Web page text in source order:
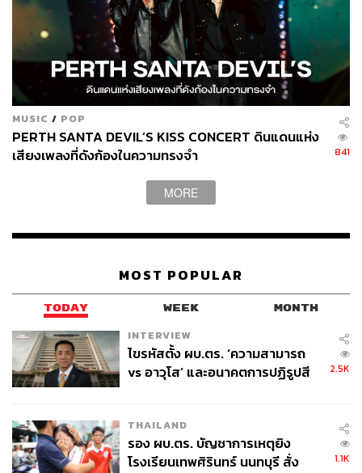
MUSIC / POP
PERTH SANTA DEVIL’S KISS CONCERT ดินแดนแห่ง
เสียงเพลงที่ดังก้องในความทรงจำ
841
MORE
MOST POPULAR
TODAY WEEK MONTH
INTERVIEW
ไขรหัสตั้ง ผบ.ตร. ‘ความสามารถ
vs อาวุโส’ และอนาคตการปฏิรูปสี
2.5K
THAILAND
รอง ผบ.ตร. บัญชาการเหตุยิง
โรงเรียนเทพศิรินทร์ นนทบุรี สั่ง
1.1K